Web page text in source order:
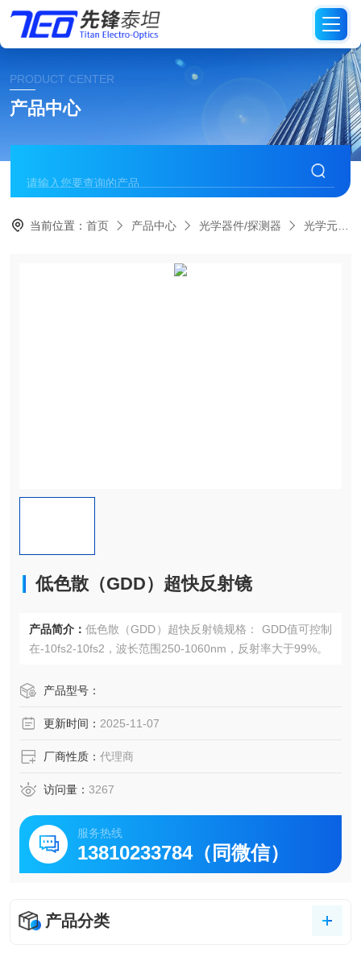
PRODUCT CENTER
产品中心
当前位置：首页 产品中心 光学器件/探测器 光学元件
低色散（GDD）超快反射镜
产品简介： 低色散（GDD）超快反射镜规格： GDD值可控制
在-10fs2-10fs2，波长范围250-1060nm，反射率大于99%。
产品型号：
更新时间： 2025-11-07
厂商性质： 代理商
访问量： 3267
服务热线
13810233784（同微信）
产品分类